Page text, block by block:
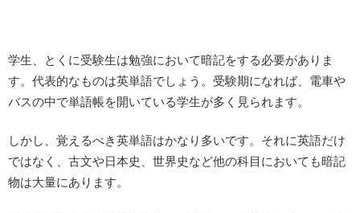
学生、とくに受験生は勉強において暗記をする必要がありま
す。代表的なものは英単語でしょう。受験期になれば、電車や
バスの中で単語帳を開いている学生が多く見られます。
しかし、覚えるべき英単語はかなり多いです。それに英語だけ
ではなく、古文や日本史、世界史など他の科目においても暗記
物は大量にあります。